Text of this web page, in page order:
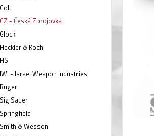
Colt
CZ - Česká Zbrojovka
Glock
Heckler & Koch
HS
IWI - Israel Weapon Industries
Ruger
Sig Sauer
Springfield
Smith & Wesson